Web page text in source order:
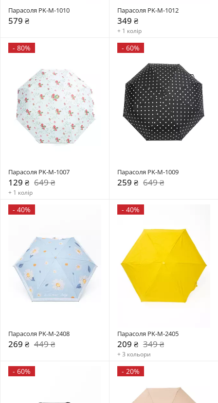
Парасоля PK-M-1010
579 ₴
Парасоля PK-M-1012
349 ₴
+ 1 колір
- 80%
Парасоля PK-M-1007
129 ₴ 649 ₴
+ 1 колір
- 60%
Парасоля PK-M-1009
259 ₴ 649 ₴
- 40%
Парасоля PK-M-2408
269 ₴ 449 ₴
- 40%
Парасоля PK-M-2405
209 ₴ 349 ₴
+ 3 кольори
- 60% - 20%